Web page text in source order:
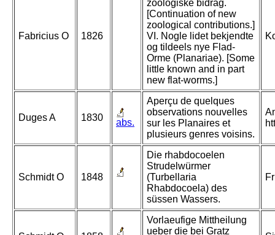
Fabricius O 1826
zoologiske bidrag.
[Continuation of new
zoological contributions.]
VI. Nogle lidet bekjendte
og tildeels nye Flad-
Orme (Planariae). [Some
little known and in part
new flat-worms.]
Duges A 1830 abs.
Aperçu de quelques
observations nouvelles
sur les Planaires et
plusieurs genres voisins.
Schmidt O 1848
Die rhabdocoelen
Strudelwürmer
(Turbellaria
Rhabdocoela) des
süssen Wassers.
Vorlaeufige Mittheilung
ueber die bei Gratz